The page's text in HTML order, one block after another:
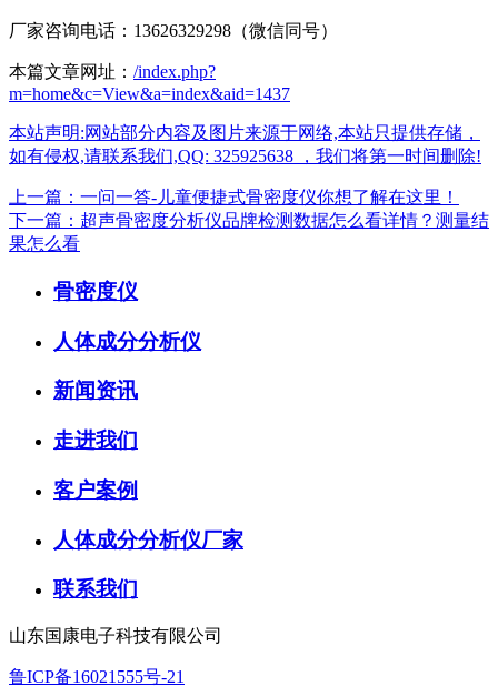
厂家咨询电话：13626329298（微信同号）
本篇文章网址： /index.php?
m=home&c=View&a=index&aid=1437
本站声明:网站部分内容及图片来源于网络,本站只提供存储，
如有侵权,请联系我们,QQ: 325925638 ，我们将第一时间删除!
上一篇：一问一答-儿童便捷式骨密度仪你想了解在这里！
下一篇：超声骨密度分析仪品牌检测数据怎么看详情？测量结
果怎么看
骨密度仪
人体成分分析仪
新闻资讯
走进我们
客户案例
人体成分分析仪厂家
联系我们
山东国康电子科技有限公司
鲁ICP备16021555号-21